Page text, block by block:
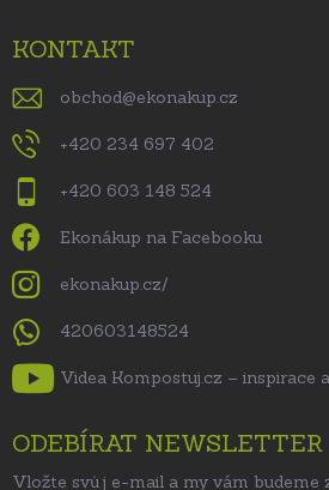
KONTAKT
obchod@ekonakup.cz
+420 234 697 402
+420 603 148 524
Ekonákup na Facebooku
ekonakup.cz/
420603148524
Videa Kompostuj.cz – inspirace
ODEBÍRAT NEWSLETTER
Vložte svůj e-mail a my vám budeme